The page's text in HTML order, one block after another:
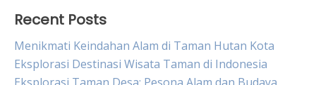
Recent Posts
Menikmati Keindahan Alam di Taman Hutan Kota
Eksplorasi Destinasi Wisata Taman di Indonesia